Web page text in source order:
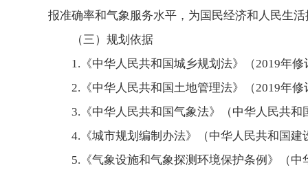
报准确率和气象服务水平，为国民经济和人民生
（三）规划依据
1.《中华人民共和国城乡规划法》（2019年修
2.《中华人民共和国土地管理法》（2019年修
3.《中华人民共和国气象法》（中华人民共和
4.《城市规划编制办法》（中华人民共和国建
5.《气象设施和气象探测环境保护条例》（